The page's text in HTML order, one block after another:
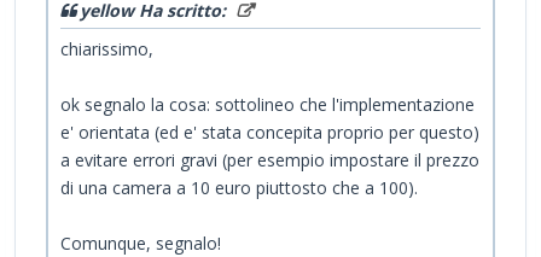
yellow Ha scritto:
chiarissimo,
ok segnalo la cosa: sottolineo che l'implementazione
e' orientata (ed e' stata concepita proprio per questo)
a evitare errori gravi (per esempio impostare il prezzo
di una camera a 10 euro piuttosto che a 100).
Comunque, segnalo!